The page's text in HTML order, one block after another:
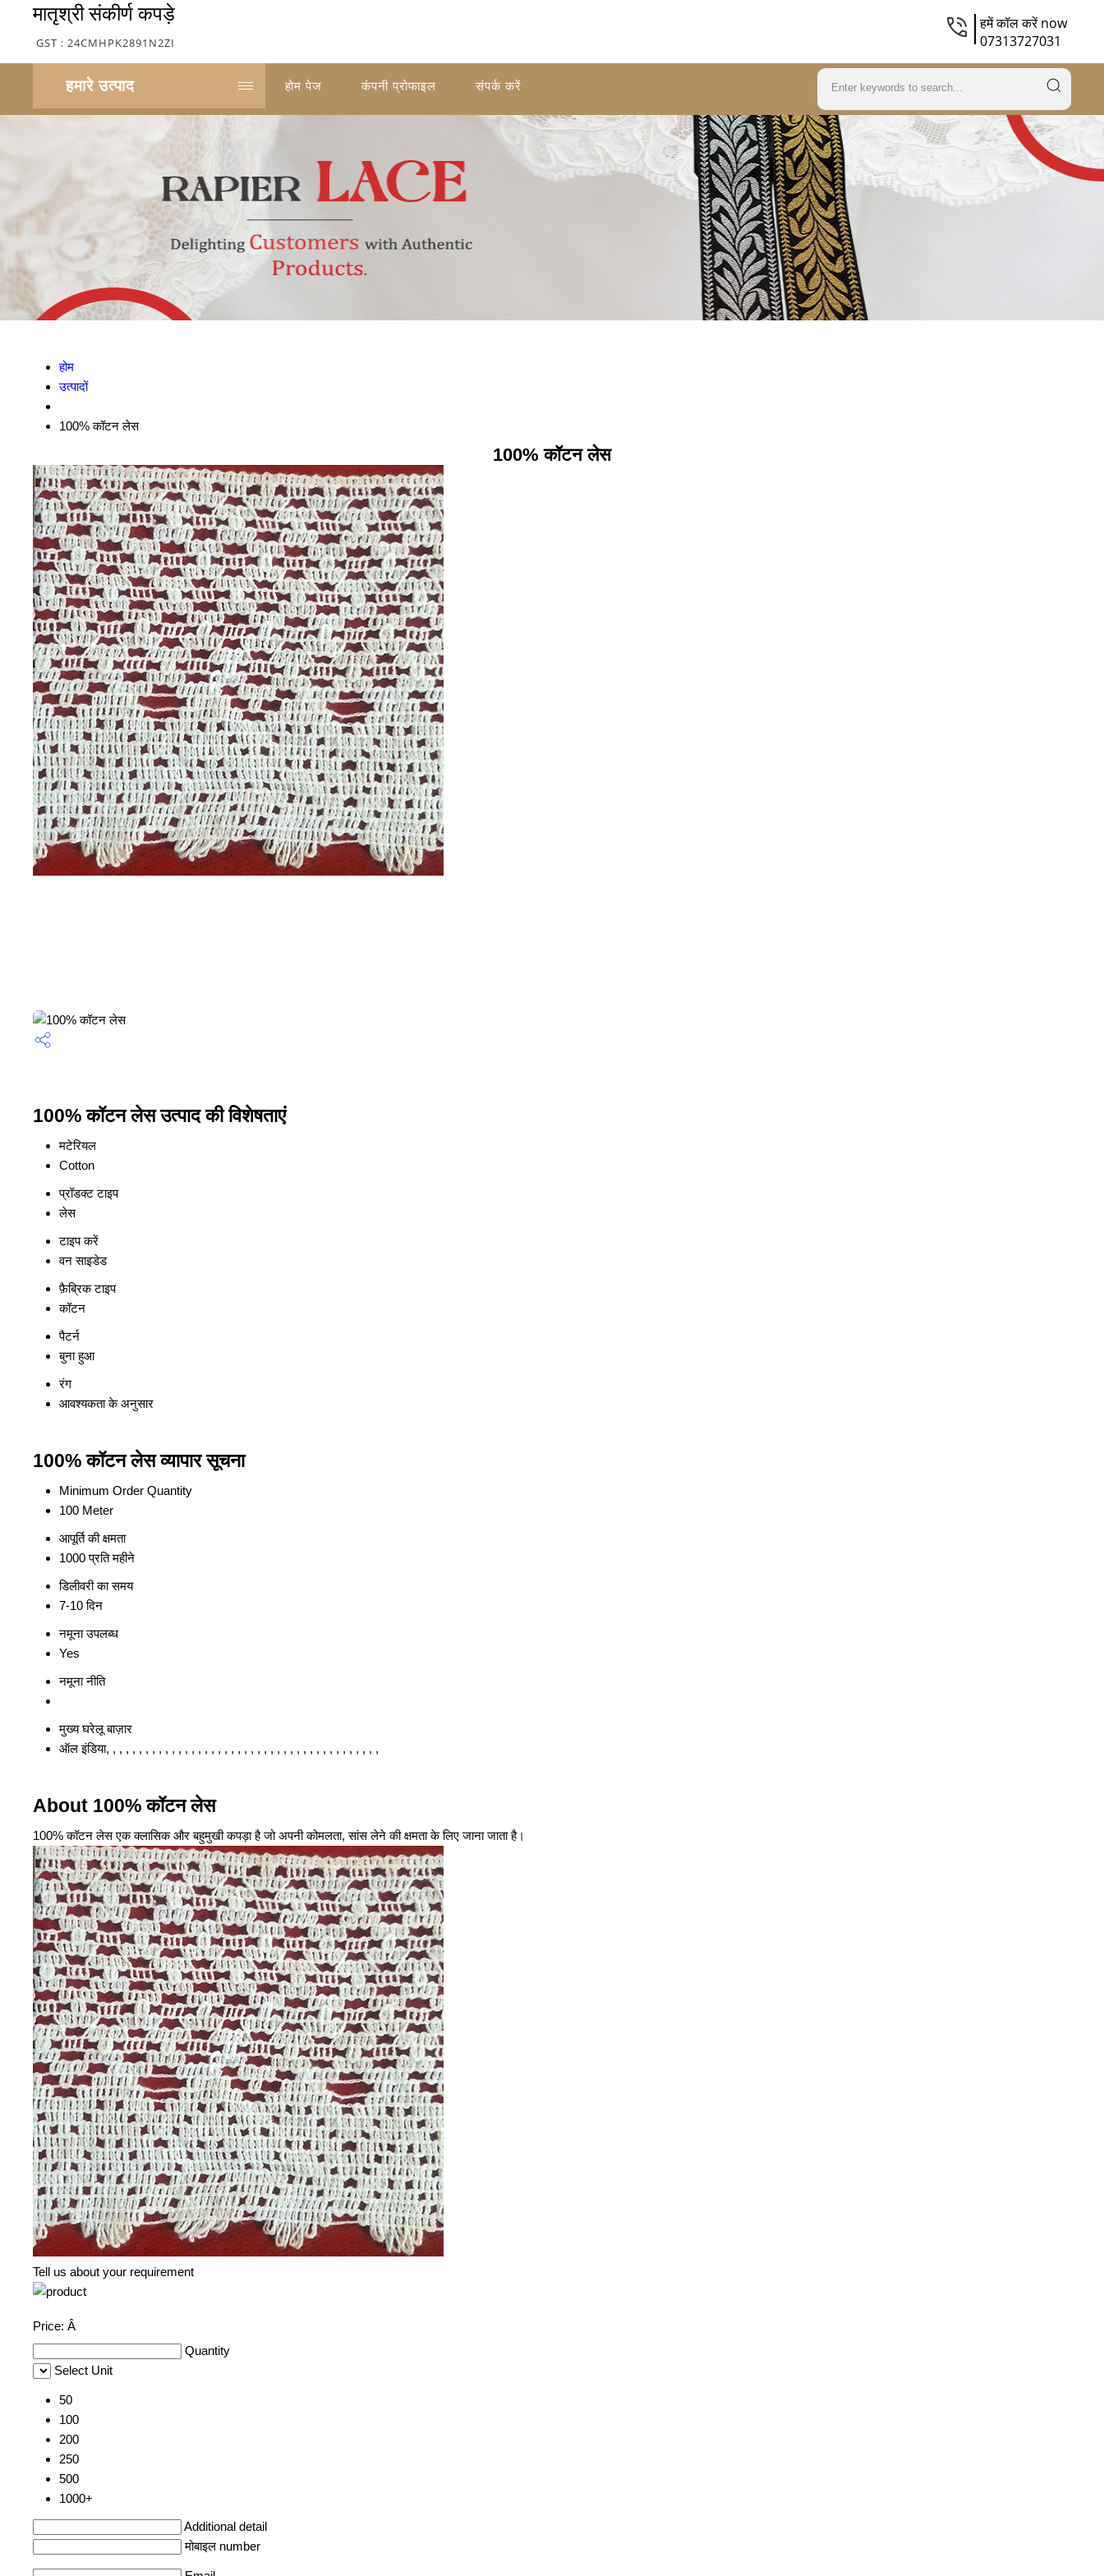
मातृश्री संकीर्ण कपड़े
GST : 24CMHPK2891N2ZI
हमें कॉल करें now
07313727031
हमारे उत्पाद होम पेज कंपनी प्रोफाइल संपर्क करें
होम
उत्पादों
100% कॉटन लेस
100% कॉटन लेस
100% कॉटन लेस उत्पाद की विशेषताएं
मटेरियल
Cotton
प्रॉडक्ट टाइप
लेस
टाइप करें
वन साइडेड
फ़ैब्रिक टाइप
कॉटन
पैटर्न
बुना हुआ
रंग
आवश्यकता के अनुसार
100% कॉटन लेस व्यापार सूचना
Minimum Order Quantity
100 Meter
आपूर्ति की क्षमता
1000 प्रति महीने
डिलीवरी का समय
7-10 दिन
नमूना उपलब्ध
Yes
नमूना नीति
मुख्य घरेलू बाज़ार
ऑल इंडिया, , , , , , , , , , , , , , , , , , , , , , , , , , , , , , , , , , , , , , , , , ,
About 100% कॉटन लेस
100% कॉटन लेस एक क्लासिक और बहुमुखी कपड़ा है जो अपनी कोमलता, सांस लेने की क्षमता के लिए जाना जाता है।
Tell us about your requirement
Price: Â
Quantity
Select Unit
50
100
200
250
500
1000+
Additional detail
मोबाइल number